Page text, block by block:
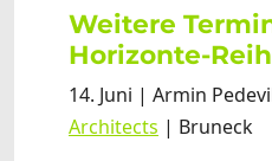
Weitere
Horizonte-
14. Juni | Armin
Architects | Bruneck